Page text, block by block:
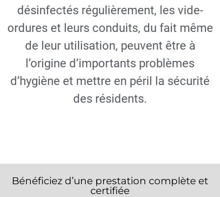
DEMANDER UN DEVIS
GRATUIT
désinfectés régulièrement, les vide-
ordures et leurs conduits, du fait même
de leur utilisation, peuvent être à
l’origine d’importants problèmes
d’hygiène et mettre en péril la sécurité
des résidents.
Bénéficiez d’une prestation complète et
certifiée